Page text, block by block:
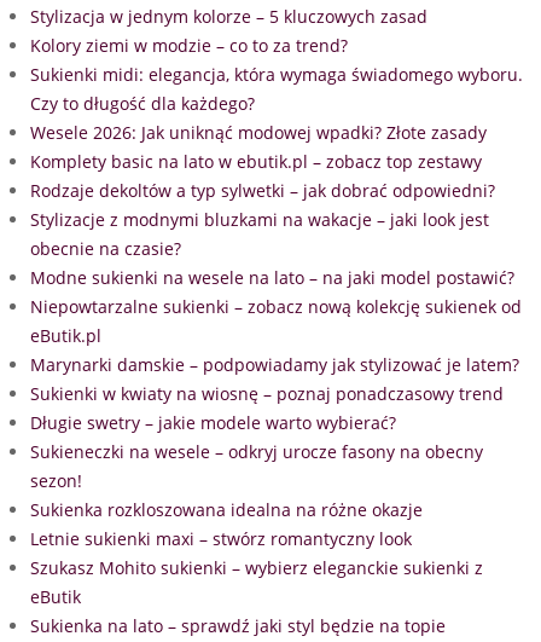
Stylizacja w jednym kolorze – 5 kluczowych zasad
Kolory ziemi w modzie – co to za trend?
Sukienki midi: elegancja, która wymaga świadomego wyboru.
Czy to długość dla każdego?
Wesele 2026: Jak uniknąć modowej wpadki? Złote zasady
Komplety basic na lato w ebutik.pl – zobacz top zestawy
Rodzaje dekoltów a typ sylwetki – jak dobrać odpowiedni?
Stylizacje z modnymi bluzkami na wakacje – jaki look jest
obecnie na czasie?
Modne sukienki na wesele na lato – na jaki model postawić?
Niepowtarzalne sukienki – zobacz nową kolekcję sukienek od
eButik.pl
Marynarki damskie – podpowiadamy jak stylizować je latem?
Sukienki w kwiaty na wiosnę – poznaj ponadczasowy trend
Długie swetry – jakie modele warto wybierać?
Sukieneczki na wesele – odkryj urocze fasony na obecny
sezon!
Sukienka rozkloszowana idealna na różne okazje
Letnie sukienki maxi – stwórz romantyczny look
Szukasz Mohito sukienki – wybierz eleganckie sukienki z
eButik
Sukienka na lato – sprawdź jaki styl będzie na topie